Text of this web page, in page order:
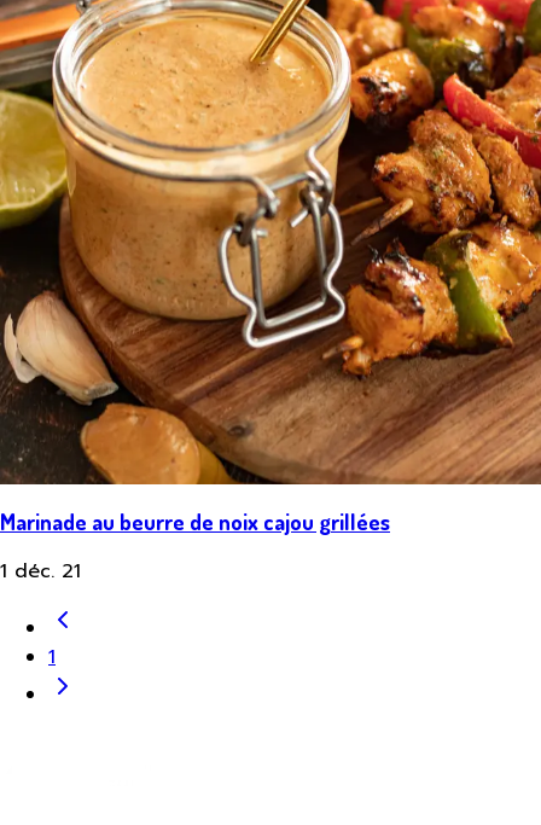
Marinade au beurre de noix cajou grillées
1 déc. 21
1